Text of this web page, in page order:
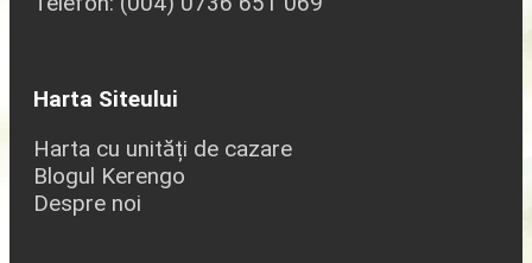
Harta Siteului
Harta cu unități de cazare
Blogul Kerengo
Despre noi